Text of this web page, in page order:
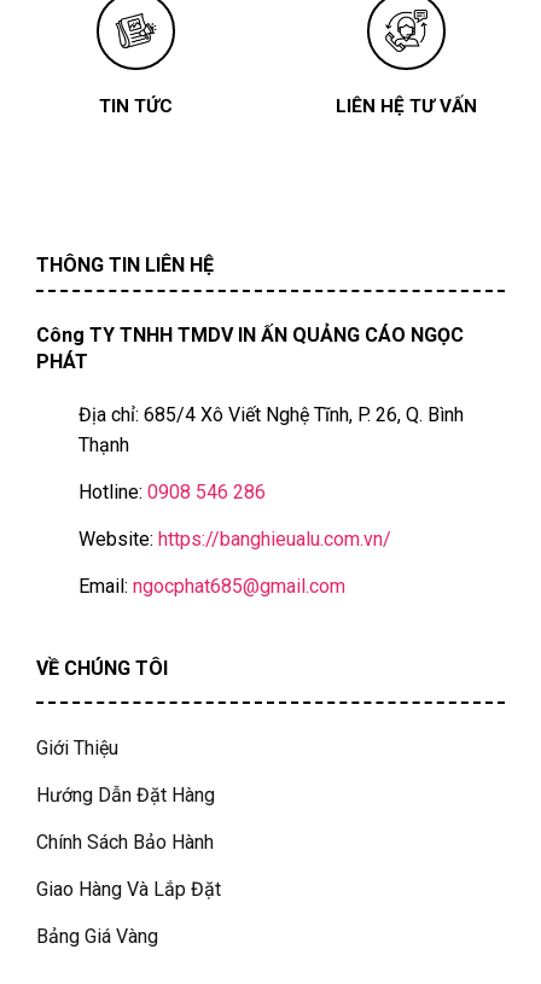
TIN TỨC LIÊN HỆ TƯ VẤN
THÔNG TIN LIÊN HỆ
Công TY TNHH TMDV IN ẤN QUẢNG CÁO NGỌC
PHÁT
Địa chỉ: 685/4 Xô Viết Nghệ Tĩnh, P. 26, Q. Bình
Thạnh
Hotline: 0908 546 286
Website: https://banghieualu.com.vn/
Email: ngocphat685@gmail.com
VỀ CHÚNG TÔI
Giới Thiệu
Hướng Dẫn Đặt Hàng
Chính Sách Bảo Hành
Giao Hàng Và Lắp Đặt
Bảng Giá Vàng